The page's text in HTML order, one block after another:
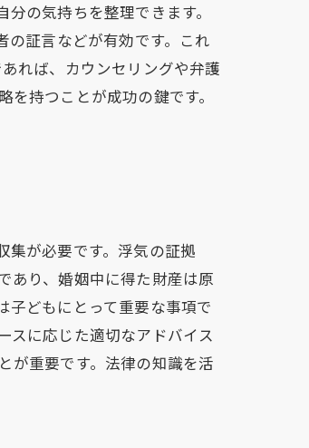
の気持ちを整理できます。
の証言などが有効です。これ
れば、カウンセリングや弁護
持つことが成功の鍵です。
集が必要です。浮気の証拠
あり、婚姻中に得た財産は原
子どもにとって重要な事項で
スに応じた適切なアドバイス
が重要です。法律の知識を活